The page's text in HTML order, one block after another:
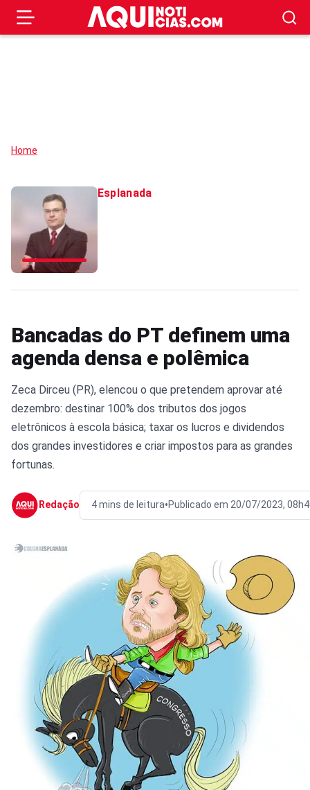
Home
Esplanada
Bancadas do PT definem uma
agenda densa e polêmica
Zeca Dirceu (PR), elencou o que pretendem aprovar até
dezembro: destinar 100% dos tributos dos jogos
eletrônicos à escola básica; taxar os lucros e dividendos
dos grandes investidores e criar impostos para as grandes
fortunas.
Redação 4 mins de leitura•Publicado em 20/07/2023,